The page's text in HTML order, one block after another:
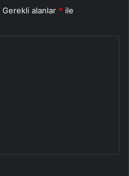
Gerekli alanlar * ile